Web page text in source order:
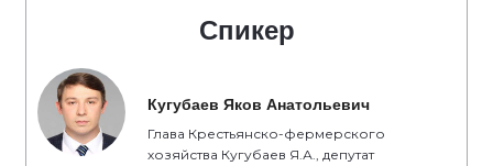
Спикер
Кугубаев Яков Анатольевич
Глава Крестьянско-фермерского
хозяйства Кугубаев Я.А., депутат